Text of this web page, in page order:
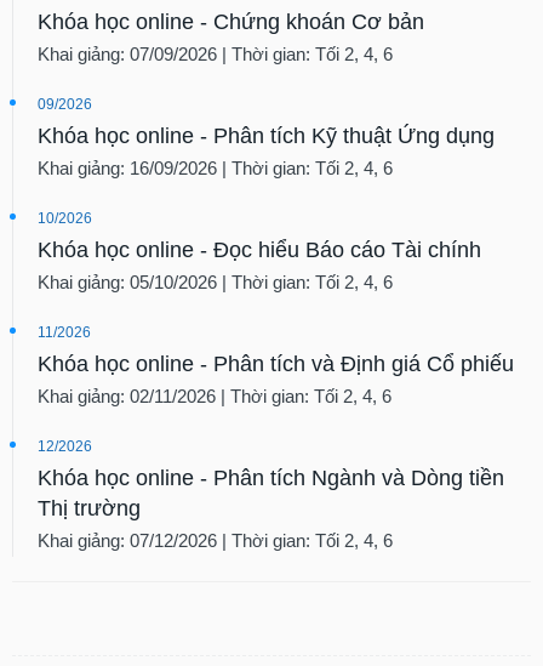
Khóa học online - Chứng khoán Cơ bản
Khai giảng: 07/09/2026 | Thời gian: Tối 2, 4, 6
09/2026
Khóa học online - Phân tích Kỹ thuật Ứng dụng
Khai giảng: 16/09/2026 | Thời gian: Tối 2, 4, 6
10/2026
Khóa học online - Đọc hiểu Báo cáo Tài chính
Khai giảng: 05/10/2026 | Thời gian: Tối 2, 4, 6
11/2026
Khóa học online - Phân tích và Định giá Cổ phiếu
Khai giảng: 02/11/2026 | Thời gian: Tối 2, 4, 6
12/2026
Khóa học online - Phân tích Ngành và Dòng tiền
Thị trường
Khai giảng: 07/12/2026 | Thời gian: Tối 2, 4, 6